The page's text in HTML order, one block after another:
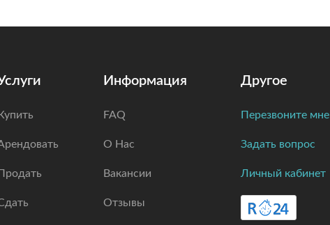
Информация
FAQ
О Нас
Вакансии
Отзывы
Другое
Перезвоните мне
Задать вопрос
Личный кабинет